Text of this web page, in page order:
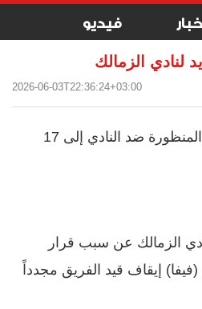
فيديو
لنادي الزمالك
2026-06-03T22:36:24+03:00
ليرتفع بذلك عدد القضايا المنظورة ضد النادي إلى 17
الزمالك عن سبب قرار
(فيفا) إيقاف قيد الفريق مجدداً